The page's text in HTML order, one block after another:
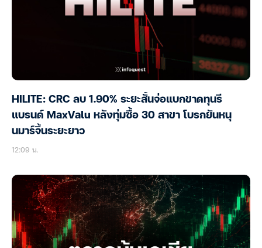
HILITE: CRC ลบ 1.90% ระยะสั้นจ่อแบกขาดทุนรี
แบรนด์ MaxValu หลังทุ่มซื้อ 30 สาขา โบรกยันหนุ
นมาร์จิ้นระยะยาว
12:09 น.